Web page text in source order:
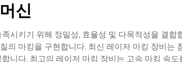
신
시키기 위해 정밀성, 효율성 및 다목적성을 결합
마킹을 구현합니다. 최신 레이저 마킹 장비는
니다. 최고의 레이저 마킹 장비는 고속 마킹 속도